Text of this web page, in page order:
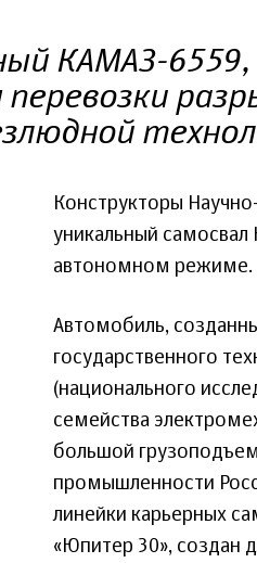
КАМАЗ-
перевозки
Конструкторы
уникальный
автономном режиме.
Автомобиль,
государственного
(национального
семейства
большой
промышленности
линейки карьерных
«Юпитер 30», создан